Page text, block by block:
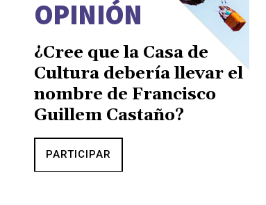
OPINIÓN
¿Cree que la Casa de
Cultura debería llevar el
nombre de Francisco
Guillem Castaño?
PARTICIPAR